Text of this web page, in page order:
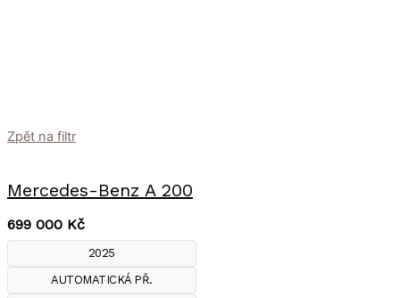
Zpět na filtr
Mercedes-Benz A 200
699 000 Kč
2025
AUTOMATICKÁ PŘ.